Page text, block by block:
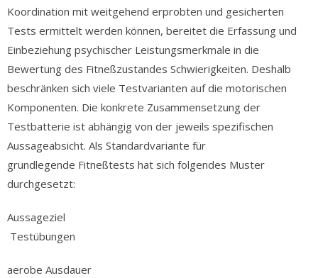
Koordination mit weitgehend erprobten und gesicherten
Tests ermittelt werden können, bereitet die Erfassung und
Einbeziehung psychischer Leistungsmerkmale in die
Bewertung des Fitneßzustandes Schwierigkeiten. Deshalb
beschränken sich viele Testvarianten auf die motorischen
Komponenten. Die konkrete Zusammensetzung der
Testbatterie ist abhängig von der jeweils spezifischen
Aussageabsicht. Als Standardvariante für
grundlegende Fitneßtests hat sich folgendes Muster
durchgesetzt:
Aussageziel
Testübungen
aerobe Ausdauer